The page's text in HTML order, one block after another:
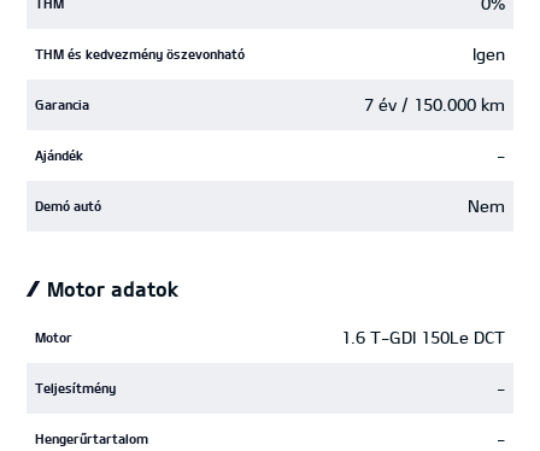
THM és kedvezmény öszevonható Igen
Garancia 7 év / 150.000 km
Ajándék -
Demó autó Nem
Motor adatok
Motor 1.6 T-GDI 150Le DCT
Teljesítmény -
Hengerűrtartalom -